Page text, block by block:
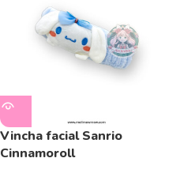
Vincha facial Sanrio
Cinnamoroll